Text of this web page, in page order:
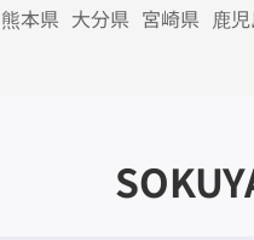
熊本県 大分県 宮崎県 鹿